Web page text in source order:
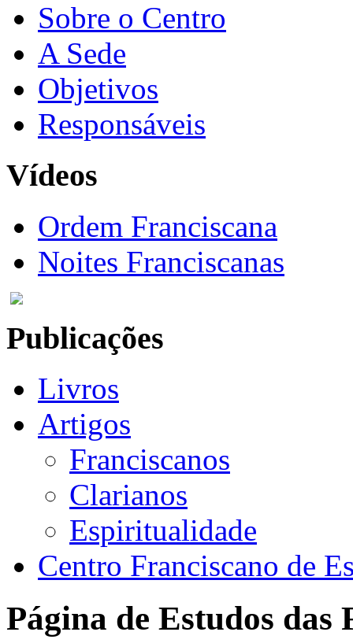
Sobre o Centro
A Sede
Objetivos
Responsáveis
Vídeos
Ordem Franciscana
Noites Franciscanas
Publicações
Livros
Artigos
Franciscanos
Clarianos
Espiritualidade
Centro Franciscano de
Página de Estudos das